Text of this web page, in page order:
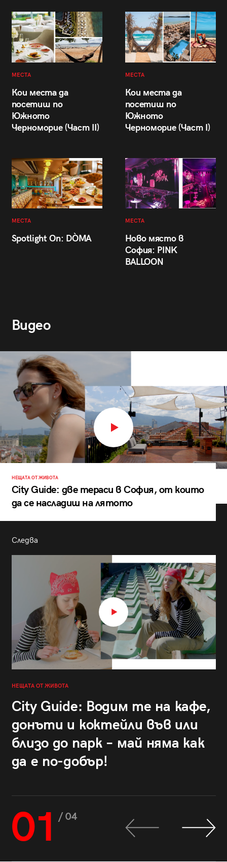
МЕСТА
Кои места да
посетиш по
Южното
Черноморие (Част II)
МЕСТА
Кои места да
посетиш по
Южното
Черноморие (Част I)
МЕСТА
Spotlight On: DÒMA
МЕСТА
Ново място в
София: PINK
BALLOON
Видео
НЕЩАТА ОТ ЖИВОТА
City Guide: две тераси в София, от които
да се насладиш на лятото
Следва
НЕЩАТА ОТ ЖИВОТА
City Guide: Водим те на кафе,
донъти и коктейли във или
близо до парк – май няма как
да е по-добър!
01 / 04